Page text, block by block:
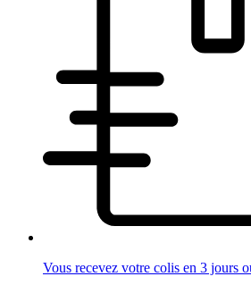
Vous recevez votre colis en 3 jours